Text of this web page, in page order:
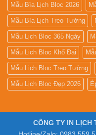
Mẫu Bìa Lịch Bloc 2026
Mẫu Bìa Lịch Treo Tường
Mẫu Lịch Bloc 365 Ngày
Mẫu Lịch Bloc Khổ Đại
Mẫu Lịch Bloc Treo Tường
Mẫu Lịch Bloc Đẹp 2026
CÔNG TY IN